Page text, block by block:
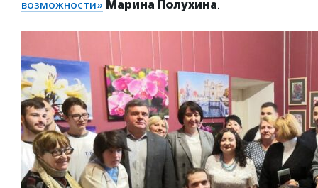
возможности» Марина Полухина.